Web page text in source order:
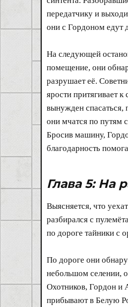
передатчику и
они с Гордоном едут
На следующей
помещение, они
разрушает её.
ярости притягивает
вынужден
они мчатся по путям
Бросив машину,
благодарность
Глава 5: На
Выясняется, что
разбирался с
по дороге тайники с
По дороге они
небольшом селении,
Охотников, Гордон и
прибывают в Белую